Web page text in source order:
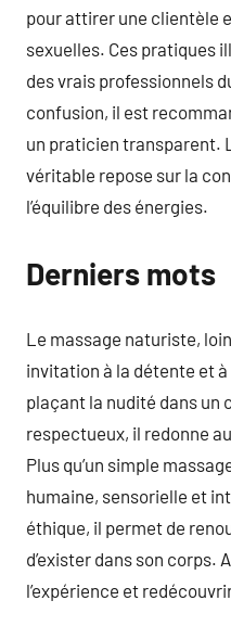
pour attirer une clientèle
sexuelles. Ces pratiques
des vrais professionnels
confusion, il est
un praticien transparent.
véritable repose sur la
l’équilibre des énergies.
Derniers mots
Le massage naturiste,
invitation à la détente et
plaçant la nudité dans un
respectueux, il redonne
Plus qu’un simple
humaine, sensorielle et
éthique, il permet de
d’exister dans son corps.
l’expérience et